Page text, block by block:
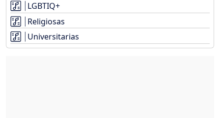
LGBTIQ+
Religiosas
Universitarias